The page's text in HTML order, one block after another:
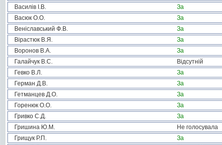
Василів І.В.
За
Васюк О.О.
За
Веніславський Ф.В.
За
Вірастюк В.Я.
За
Воронов В.А.
За
Галайчук В.С.
Відсутній
Гевко В.Л.
За
Герман Д.В.
За
Гетманцев Д.О.
За
Горенюк О.О.
За
Гривко С.Д.
За
Гришина Ю.М.
Не голосувала
Грищук Р.П.
За